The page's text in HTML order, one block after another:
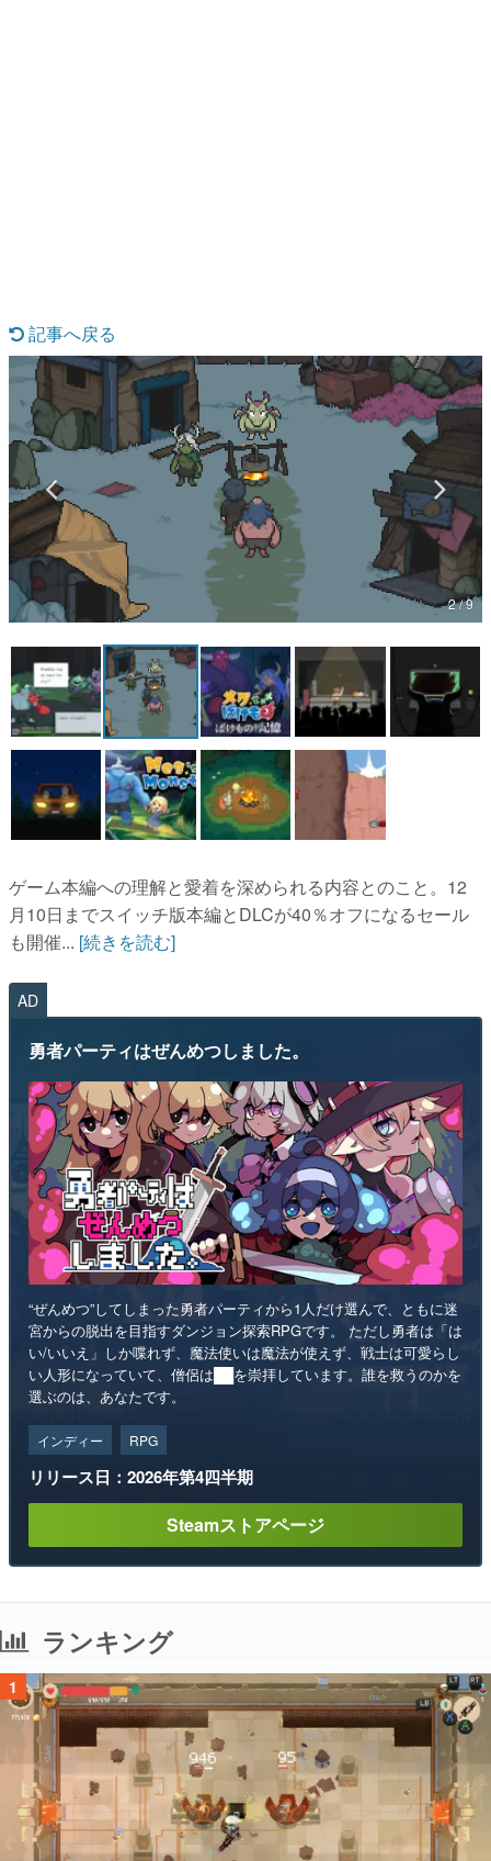
カテゴリ
特集記事
マンガ
女性向け
アプリレビュー
その他
電ファミニコゲーマーとは？
運営：株式会社マレ
記事へ戻る
2 / 9
ゲーム本編への理解と愛着を深められる内容とのこと。12
月10日までスイッチ版本編とDLCが40％オフになるセール
も開催... [続きを読む]
AD
勇者パーティはぜんめつしました。
“ぜんめつ”してしまった勇者パーティから1人だけ選んで、ともに迷
宮からの脱出を目指すダンジョン探索RPGです。 ただし勇者は「は
い/いいえ」しか喋れず、魔法使いは魔法が使えず、戦士は可愛らし
い人形になっていて、僧侶は██を崇拝しています。誰を救うのかを
選ぶのは、あなたです。
インディー RPG
リリース日：2026年第4四半期
Steamストアページ
ランキング
1